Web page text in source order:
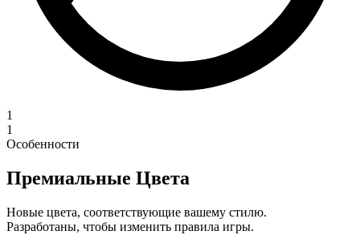
1
1
Особенности
Премиальные Цвета
Новые цвета, соответствующие вашему стилю.
Разработаны, чтобы изменить правила игры.